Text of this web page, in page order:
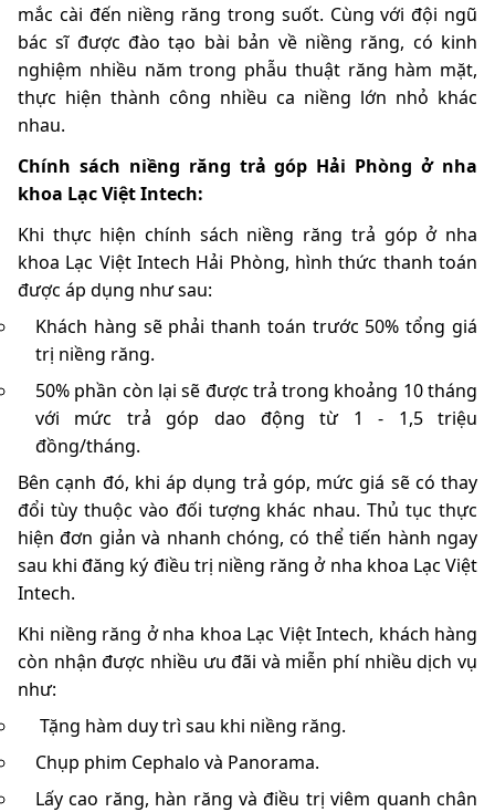
mắc cài đến niềng răng trong suốt. Cùng với đội ngũ
bác sĩ được đào tạo bài bản về niềng răng, có kinh
nghiệm nhiều năm trong phẫu thuật răng hàm mặt,
thực hiện thành công nhiều ca niềng lớn nhỏ khác
nhau.
Chính sách niềng răng trả góp Hải Phòng ở nha
khoa Lạc Việt Intech:
Khi thực hiện chính sách niềng răng trả góp ở nha
khoa Lạc Việt Intech Hải Phòng, hình thức thanh toán
được áp dụng như sau:
Khách hàng sẽ phải thanh toán trước 50% tổng giá
trị niềng răng.
50% phần còn lại sẽ được trả trong khoảng 10 tháng
với mức trả góp dao động từ 1 - 1,5 triệu
đồng/tháng.
Bên cạnh đó, khi áp dụng trả góp, mức giá sẽ có thay
đổi tùy thuộc vào đối tượng khác nhau. Thủ tục thực
hiện đơn giản và nhanh chóng, có thể tiến hành ngay
sau khi đăng ký điều trị niềng răng ở nha khoa Lạc Việt
Intech.
Khi niềng răng ở nha khoa Lạc Việt Intech, khách hàng
còn nhận được nhiều ưu đãi và miễn phí nhiều dịch vụ
như:
Tặng hàm duy trì sau khi niềng răng.
Chụp phim Cephalo và Panorama.
Lấy cao răng, hàn răng và điều trị viêm quanh chân